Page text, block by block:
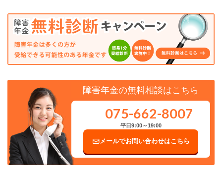
障害年金の無料相談はこちら
075-662-8007
平日9:00～19:00
メールでお問い合わせはこちら